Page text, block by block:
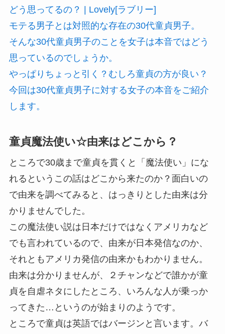
どう思ってるの？ | Lovely[ラブリー]
モテる男子とは対照的な存在の30代童貞男子。
そんな30代童貞男子のことを女子は本音ではどう
思っているのでしょうか。
やっぱりちょっと引く？むしろ童貞の方が良い？
今回は30代童貞男子に対する女子の本音をご紹介
します。
童貞魔法使い☆由来はどこから？
ところで30歳まで童貞を貫くと「魔法使い」にな
れるというこの話はどこから来たのか？面白いの
で由来を調べてみると、はっきりとした由来は分
かりませんでした。
この魔法使い説は日本だけではなくアメリカなど
でも言われているので、由来が日本発信なのか、
それともアメリカ発信の由来かもわかりません。
由来は分かりませんが、２チャンなどで誰かが童
貞を自虐ネタにしたところ、いろんな人が乗っか
ってきた…というのが始まりのようです。
ところで童貞は英語ではバージンと言います。バ